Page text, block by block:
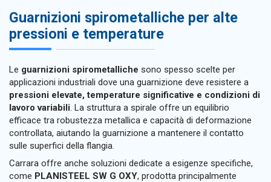
Guarnizioni spirometalliche per alte
pressioni e temperature
Le guarnizioni spirometalliche sono spesso scelte per
applicazioni industriali dove una guarnizione deve resistere a
pressioni elevate, temperature significative e condizioni di
lavoro variabili. La struttura a spirale offre un equilibrio
efficace tra robustezza metallica e capacità di deformazione
controllata, aiutando la guarnizione a mantenere il contatto
sulle superfici della flangia.
Carrara offre anche soluzioni dedicate a esigenze specifiche,
come PLANISTEEL SW G OXY, prodotta principalmente